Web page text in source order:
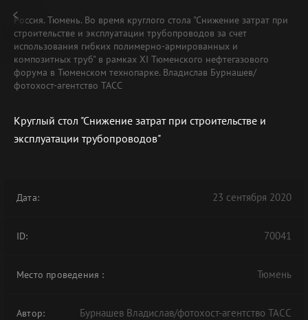
Россия. Тюмень. Во время круглого стола "Снижение затрат при
строительстве и эксплуатации трубопроводов за счет
использования гибких полимерно-армированных и
композитных труб" в рамках XI Тюменского нефтегазового
форума в Тюменском технопарке. Владислав Бурнашев/
фотохост-агентство ТАСС
Круглый стол "Снижение затрат при строительстве и
эксплуатации трубопроводов"
Дата: 23 сентября 2020
ID: 70041
Место проведения : Тюмень
Автор: Бурнашев Владислав/фотохост-агентство ТАСС